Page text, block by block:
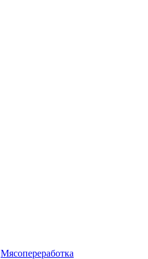
Мясопереработка